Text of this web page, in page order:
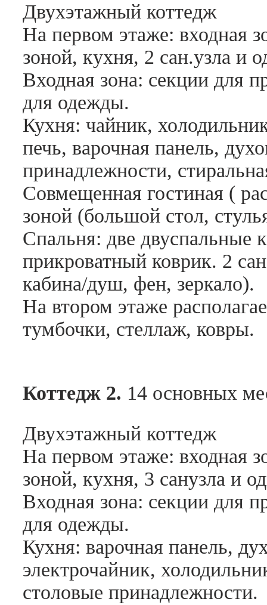
Двухэтажный коттедж
На первом этаже: входная
зоной, кухня, 2 сан.узла и
Входная зона: секции для
для одежды.
Кухня: чайник,
печь, варочная панель,
принадлежности,
Совмещенная гостиная (
зоной (большой стол,
Спальня: две двуспальные
прикроватный коврик. 2
кабина/душ, фен, зеркало).
На втором этаже
тумбочки, стеллаж, ковры.
Коттедж 2. 14 основных
Двухэтажный коттедж
На первом этаже: входная
зоной, кухня, 3 санузла и
Входная зона: секции для
для одежды.
Кухня: варочная панель,
электрочайник,
столовые принадлежности.